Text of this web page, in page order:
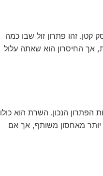
קטן. זהו פתרון זול שבו כמה
אך החיסרון הוא שאתה עלול
הנכון. השרת הוא כולו
מאחסון משותף, אך אם